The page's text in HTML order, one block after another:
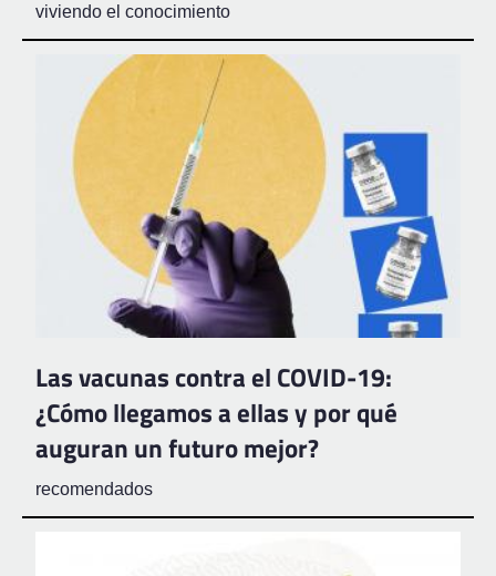
viviendo el conocimiento
Las vacunas contra el COVID-19:
¿Cómo llegamos a ellas y por qué
auguran un futuro mejor?
recomendados